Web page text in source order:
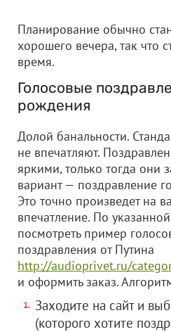
Планирование обычно
хорошего вечера, так что
время.
Голосовые
рождения
Долой банальности.
не впечатляют.
яркими, только тогда они
вариант — поздравление
Это точно произведет на
впечатление. По
посмотреть пример
поздравления от Путина
http://audioprivet.ru/
и оформить заказ.
Заходите на сайт и
(которого хотите